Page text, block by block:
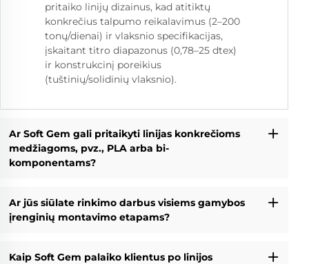
pritaiko linijų dizainus, kad atitiktų
konkrečius talpumo reikalavimus (2–200
tonų/dienai) ir vlaksnio specifikacijas,
įskaitant titro diapazonus (0,78–25 dtex)
ir konstrukcinį poreikius
(tuštinių/solidinių vlaksnio).
Ar Soft Gem gali pritaikyti linijas konkrečioms
medžiagoms, pvz., PLA arba bi-
komponentams?
Ar jūs siūlate rinkimo darbus visiems gamybos
įrenginių montavimo etapams?
Kaip Soft Gem palaiko klientus po linijos